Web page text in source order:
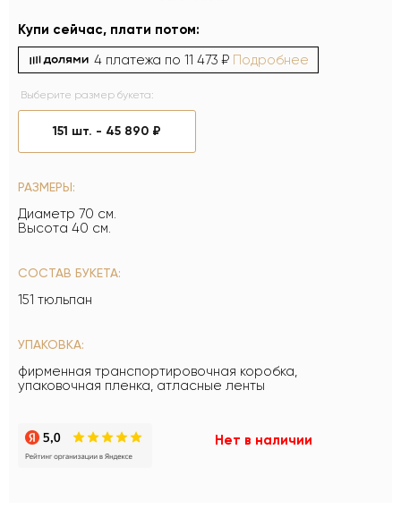
Купи сейчас, плати потом:
4 платежа по 11 473 ₽ Подробнее
Выберите размер букета:
151 шт. - 45 890 ₽
РАЗМЕРЫ:
Диаметр 70 см.
Высота 40 см.
СОСТАВ БУКЕТА:
151 тюльпан
УПАКОВКА:
фирменная транспортировочная коробка,
упаковочная пленка, атласные ленты
Нет в наличии